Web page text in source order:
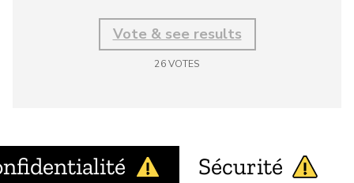
Vote & see results
26VOTES
Sécurité